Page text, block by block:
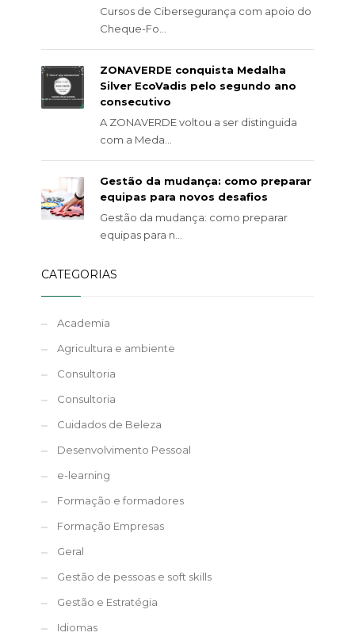
Cursos de Cibersegurança com apoio do
Cheque-Fo...
ZONAVERDE conquista Medalha
Silver EcoVadis pelo segundo ano
consecutivo
A ZONAVERDE voltou a ser distinguida
com a Meda...
Gestão da mudança: como preparar
equipas para novos desafios
Gestão da mudança: como preparar
equipas para n...
CATEGORIAS
Academia
Agricultura e ambiente
Consultoria
Consultoria
Cuidados de Beleza
Desenvolvimento Pessoal
e-learning
Formação e formadores
Formação Empresas
Geral
Gestão de pessoas e soft skills
Gestão e Estratégia
Idiomas